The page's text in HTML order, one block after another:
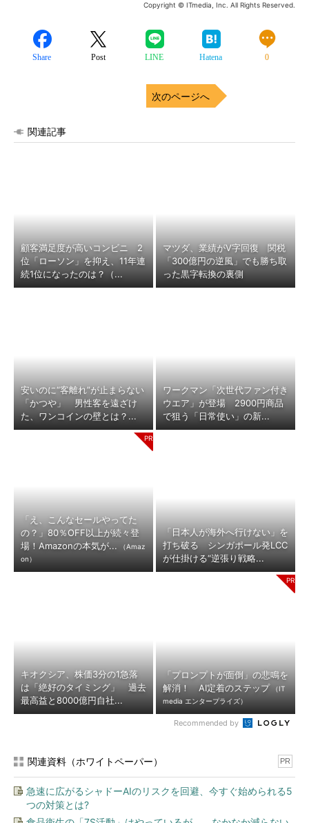
Copyright © ITmedia, Inc. All Rights Reserved.
Share Post LINE Hatena 0
次のページへ
関連記事
顧客満足度が高いコンビニ 2
位「ローソン」を抑え、11年連
続1位になったのは？（...
マツダ、業績がV字回復 関税
「300億円の逆風」でも勝ち取
った黒字転換の裏側
安いのに“客離れ”が止まらない
「かつや」 男性客を遠ざけ
た、ワンコインの壁とは？...
ワークマン「次世代ファン付き
ウエア」が登場 2900円商品
で狙う「日常使い」の新...
「え、こんなセールやってた
の？」80％OFF以上が続々登
場！Amazonの本気が...
（Amaz
on）
「日本人が海外へ行けない」を
打ち破る シンガポール発LCC
が仕掛ける“逆張り戦略...
キオクシア、株価3分の1急落
は「絶好のタイミング」 過去
最高益と8000億円自社...
「プロンプトが面倒」の悲鳴を
解消！ AI定着のステップ
（IT
media エンタープライズ）
Recommended by
関連資料（ホワイトペーパー） PR
急速に広がるシャドーAIのリスクを回避、今すぐ始められる5
つの対策とは?